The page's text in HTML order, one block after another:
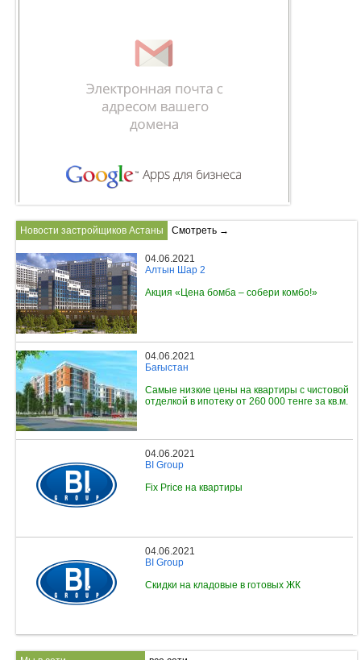
Новости застройщиков Астаны Смотреть →
04.06.2021
Алтын Шар 2
Акция «Цена бомба – собери комбо!»
04.06.2021
Бағыстан
Самые низкие цены на квартиры с чистовой
отделкой в ипотеку от 260 000 тенге за кв.м.
04.06.2021
BI Group
Fix Price на квартиры
04.06.2021
BI Group
Скидки на кладовые в готовых ЖК